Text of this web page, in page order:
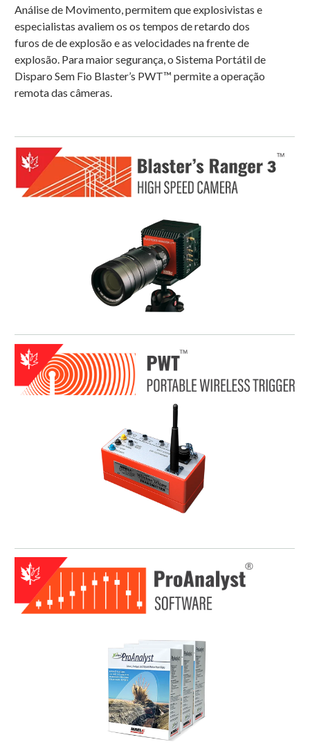
Análisede Movimento, permitemqueexplosivistas e
especialistas avaliemos os tempos deretardo dos
furos dede explosão eas velocidades nafrentede
explosão. Paramaiorsegurança, o Sistema Portátilde
Disparo Sem Fio Blaster’s PWT™ permiteaoperação
remotadas câmeras.